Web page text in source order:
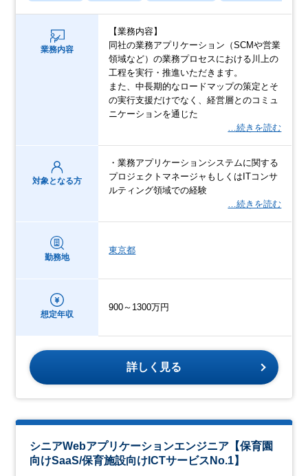
業務内容
【業務内容】
同社の業務アプリケーション（SCMや営業
領域など）の業務プロセスにおける川上の
工程を実行・推進いただきます。
また、中長期的なロードマップの策定とそ
の実行支援だけでなく、経営層とのコミュ
ニケーションを通じた
…続きを読む
対象となる方
・業務アプリケーションシステムに関する
プロジェクトマネージャもしくはITコンサ
ルティング領域での経験
…続きを読む
勤務地
東京都
想定年収
900～1300万円
詳しく見る
シニアWebアプリケーションエンジニア【保育園
向けSaaS/保育施設向けICTサービスNo.1】